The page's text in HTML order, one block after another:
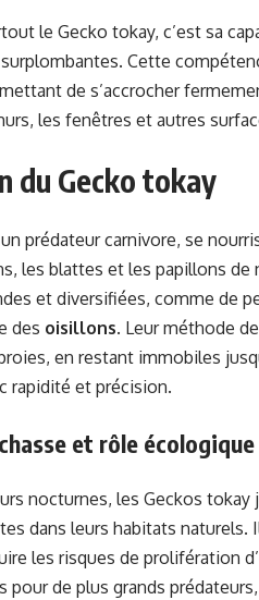
le Gecko tokay, c’est sa
Cette
de s’accrocher
les fenêtres et autres
du Gecko tokay
prédateur carnivore, se
les blattes et les papillons de
et diversifiées, comme de
des oisillons. Leur méthode
en restant immobiles
rapidité et précision.
et rôle écologique
nocturnes, les Geckos
dans leurs habitats
les risques de prolifération
pour de plus grands